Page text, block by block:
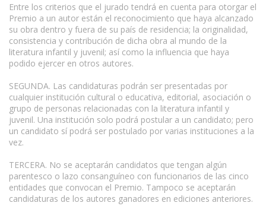
Entre los criterios que el jurado tendrá en cuenta para otorgar el
Premio a un autor están el reconocimiento que haya alcanzado
su obra dentro y fuera de su país de residencia; la originalidad,
consistencia y contribución de dicha obra al mundo de la
literatura infantil y juvenil; así como la influencia que haya
podido ejercer en otros autores.
SEGUNDA. Las candidaturas podrán ser presentadas por
cualquier institución cultural o educativa, editorial, asociación o
grupo de personas relacionadas con la literatura infantil y
juvenil. Una institución solo podrá postular a un candidato; pero
un candidato sí podrá ser postulado por varias instituciones a la
vez.
TERCERA. No se aceptarán candidatos que tengan algún
parentesco o lazo consanguíneo con funcionarios de las cinco
entidades que convocan el Premio. Tampoco se aceptarán
candidaturas de los autores ganadores en ediciones anteriores.